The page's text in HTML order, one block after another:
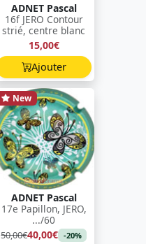
ADNET Pascal
16f JERO Contour
strié, centre blanc
15,00€
Ajouter
New
ADNET Pascal
17e Papillon, JERO,
.../60
50,00€40,00€ -20%